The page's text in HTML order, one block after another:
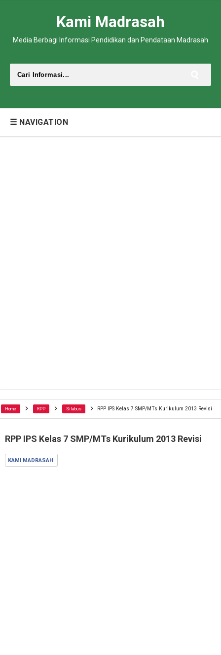
Kami Madrasah
Media Berbagi Informasi Pendidikan dan Pendataan Madrasah
☰ NAVIGATION
Home RPP Silabus RPP IPS Kelas 7 SMP/MTs Kurikulum 2013 Revisi
RPP IPS Kelas 7 SMP/MTs Kurikulum 2013 Revisi
KAMI MADRASAH